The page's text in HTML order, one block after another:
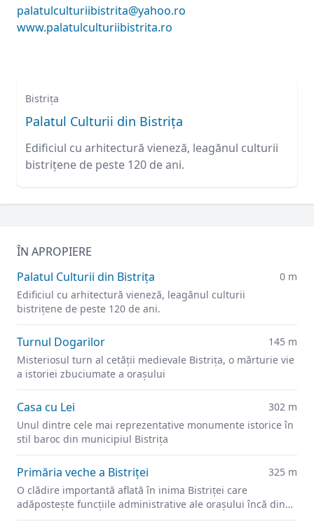
palatulculturiibistrita@yahoo.ro
www.palatulculturiibistrita.ro
Bistrița
Palatul Culturii din Bistrița
Edificiul cu arhitectură vieneză, leagănul culturii
bistrițene de peste 120 de ani.
ÎN APROPIERE
Palatul Culturii din Bistrița
0 m
Edificiul cu arhitectură vieneză, leagănul culturii
bistrițene de peste 120 de ani.
Turnul Dogarilor
145 m
Misteriosul turn al cetății medievale Bistrița, o mărturie vie
a istoriei zbuciumate a orașului
Casa cu Lei
302 m
Unul dintre cele mai reprezentative monumente istorice în
stil baroc din municipiul Bistrița
Primăria veche a Bistriței
325 m
O clădire importantă aflată în inima Bistriței care
adăpostește funcțiile administrative ale orașului încă din
secolul XIV.